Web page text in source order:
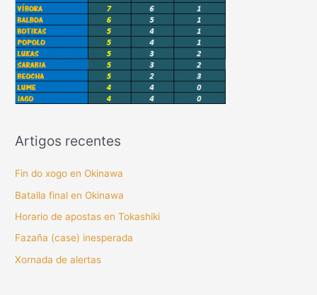
Artigos recentes
Fin do xogo en Okinawa
Batalla final en Okinawa
Horario de apostas en Tokashiki
Fazaña (case) inesperada
Xornada de alertas